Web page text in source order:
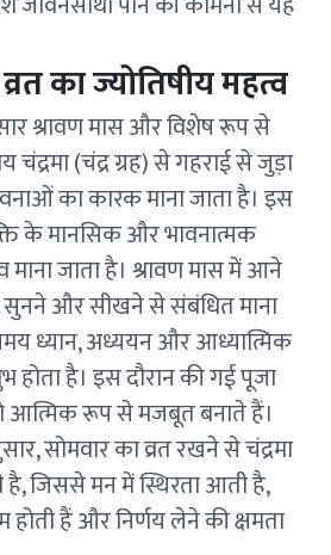
का ज्योतिषीय महत्व
श्रावण मास और विशेष रूप से
चंद्रमा (चंद्र ग्रह) से गहराई से जुड़ा
का कारक माना जाता है। इस
के मानसिक और भावनात्मक
जाता है। श्रावण मास में आने
सुनने और सीखने से संबंधित माना
ध्यान, अध्ययन और आध्यात्मिक
है। इस दौरान की गई पूजा
आत्मिक रूप से मजबूत बनाते हैं।
सोमवार का व्रत रखने से चंद्रमा
है, जिससे मन में स्थिरता आती है,
हैं और निर्णय लेने की क्षमता